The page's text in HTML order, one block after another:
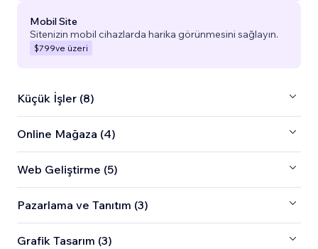
Mobil Site
Sitenizin mobil cihazlarda harika görünmesini sağlayın.
$799ve üzeri
Küçük İşler (8)
Online Mağaza (4)
Web Geliştirme (5)
Pazarlama ve Tanıtım (3)
Grafik Tasarım (3)